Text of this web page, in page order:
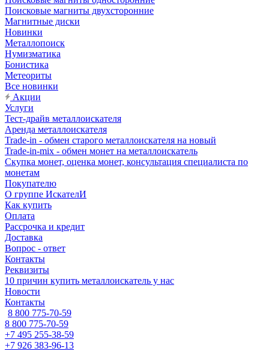
Поисковые магниты двухсторонние
Магнитные диски
Новинки
Металлопоиск
Нумизматика
Бонистика
Метеориты
Все новинки
Акции
Услуги
Тест-драйв металлоискателя
Аренда металлоискателя
Trade-in - обмен старого металлоискателя на новый
Trade-in-mix - обмен монет на металлоискатель
Скупка монет, оценка монет, консультация специалиста по
монетам
Покупателю
О группе ИскателИ
Как купить
Оплата
Рассрочка и кредит
Доставка
Вопрос - ответ
Контакты
Реквизиты
10 причин купить металлоискатель у нас
Новости
Контакты
8 800 775-70-59
8 800 775-70-59
+7 495 255-38-59
+7 926 383-96-13